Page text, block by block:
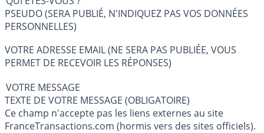
PSEUDO (SERA PUBLIÉ, N'INDIQUEZ PAS VOS DONNÉES
PERSONNELLES)
VOTRE ADRESSE EMAIL (NE SERA PAS PUBLIÉE, VOUS
PERMET DE RECEVOIR LES RÉPONSES)
VOTRE MESSAGE
TEXTE DE VOTRE MESSAGE (OBLIGATOIRE)
Ce champ n'accepte pas les liens externes au site
FranceTransactions.com (hormis vers des sites officiels).